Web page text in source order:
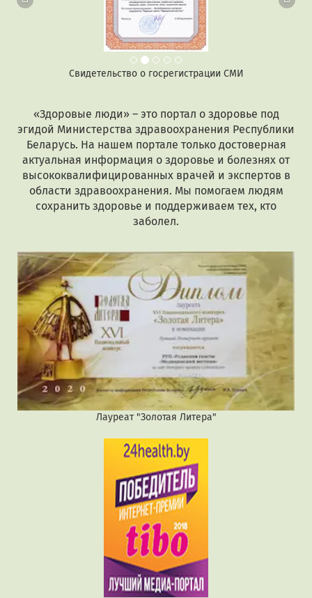
Свидетельство о госрегистрации СМИ
«Здоровые люди» – это портал о здоровье под
эгидой Министерства здравоохранения Республики
Беларусь. На нашем портале только достоверная
актуальная информация о здоровье и болезнях от
высококвалифицированных врачей и экспертов в
области здравоохранения. Мы помогаем людям
сохранить здоровье и поддерживаем тех, кто
заболел.
Лауреат "Золотая Литера"